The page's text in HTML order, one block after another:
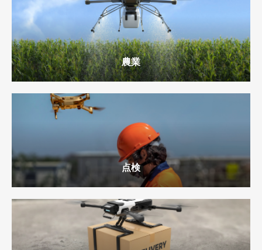
ず、言われたことは全部吸収するつもりで臨めば、同じ
一人にずっと教わるよりためになると思います。特に点
検に関しては、それぞれのインストラクターが様々な角
度からアドバイスしてくれたので、5人の方に教われて
よかったと思っています。 技能審査も同じ人たちが審査
してくれるので、本番で心にゆとりが持てました。緊張
はしましたが、インストラクターの一言アドバイスを思
い出して、少し落ち着くことができた場面がありまし
にあるので人通りが少なく、買い物客の見世物にされる
ことなく静かな環境で講習に専念することができます。
屋内での講習なので、風のある屋外で経験を積むことは
できませんが、練習は資格獲得後にいくらでもできま
す。まずは恵まれた環境でしっかり基本を身につけよう
農業
点検